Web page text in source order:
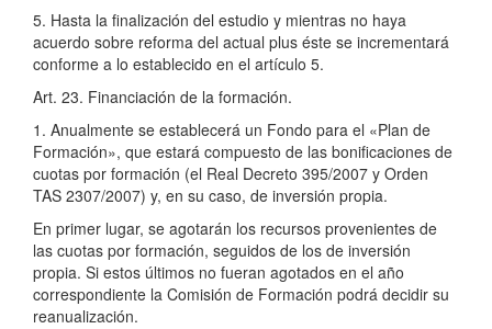
5. Hasta la finalización del estudio y mientras no haya
acuerdo sobre reforma del actual plus éste se incrementará
conforme a lo establecido en el artículo 5.
Art. 23. Financiación de la formación.
1. Anualmente se establecerá un Fondo para el «Plan de
Formación», que estará compuesto de las bonificaciones de
cuotas por formación (el Real Decreto 395/2007 y Orden
TAS 2307/2007) y, en su caso, de inversión propia.
En primer lugar, se agotarán los recursos provenientes de
las cuotas por formación, seguidos de los de inversión
propia. Si estos últimos no fueran agotados en el año
correspondiente la Comisión de Formación podrá decidir su
reanualización.